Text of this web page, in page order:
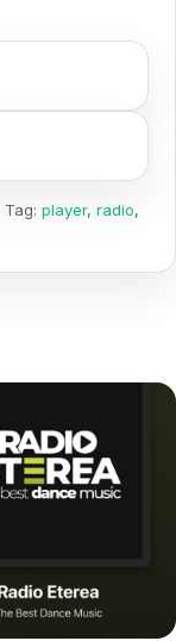
Tag: player, radio,